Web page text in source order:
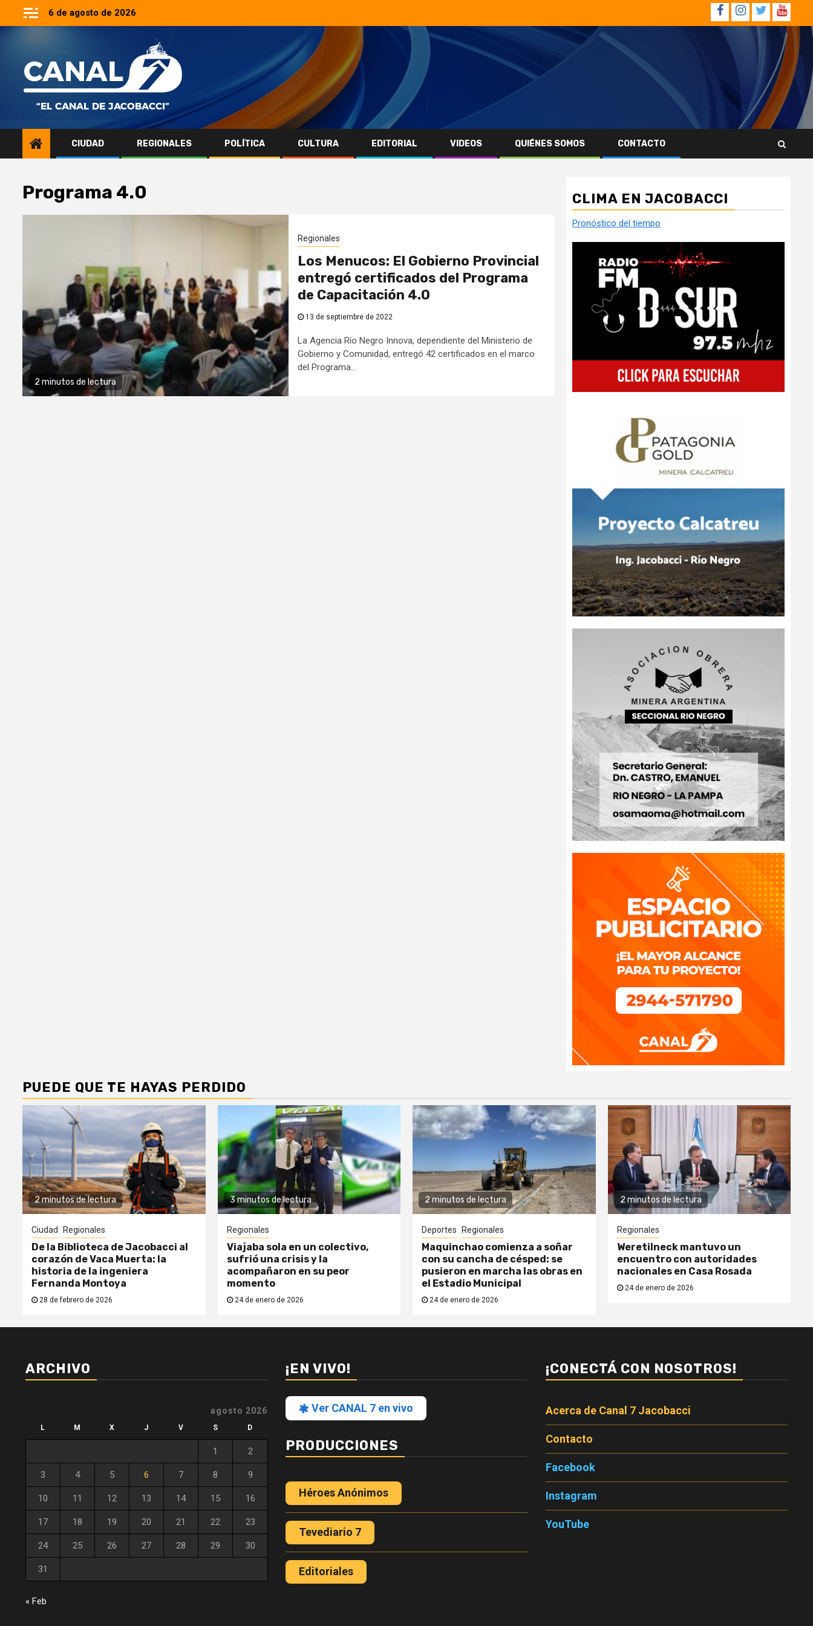
6 de agosto de 2026 Facebook
Instagram
Twitter
CIUDAD REGIONALES POLÍTICA CULTURA EDITORIAL VIDEOS QUIÉNES SOMOS CONTACTO
Programa 4.0
2 minutos de lectura
Regionales
Los Menucos: El Gobierno Provincial
entregó certificados del Programa
de Capacitación 4.0
13 de septiembre de 2022
La Agencia Río Negro Innova, dependiente del Ministerio de
Gobierno y Comunidad, entregó 42 certificados en el marco
del Programa...
CLIMA EN JACOBACCI
Pronóstico del tiempo
PUEDE QUE TE HAYAS PERDIDO
2 minutos de lectura
Ciudad Regionales
De la Biblioteca de Jacobacci al
corazón de Vaca Muerta: la
historia de la ingeniera
Fernanda Montoya
28 de febrero de 2026
3 minutos de lectura
Regionales
Viajaba sola en un colectivo,
sufrió una crisis y la
acompañaron en su peor
momento
24 de enero de 2026
2 minutos de lectura
Deportes Regionales
Maquinchao comienza a soñar
con su cancha de césped: se
pusieron en marcha las obras en
el Estadio Municipal
24 de enero de 2026
2 minutos de lectura
Regionales
Weretilneck mantuvo un
encuentro con autoridades
nacionales en Casa Rosada
24 de enero de 2026
ARCHIVO
agosto 2026
L M X J V S D
1 2
3 4 5 6 7 8 9
10 11 12 13 14 15 16
17 18 19 20 21 22 23
24 25 26 27 28 29 30
31
« Feb
¡EN VIVO!
Ver CANAL 7 en vivo
PRODUCCIONES
Héroes Anónimos
Tevediario 7
Editoriales
¡CONECTÁ CON NOSOTROS!
Acerca de Canal 7 Jacobacci
Contacto
Facebook
Instagram
YouTube